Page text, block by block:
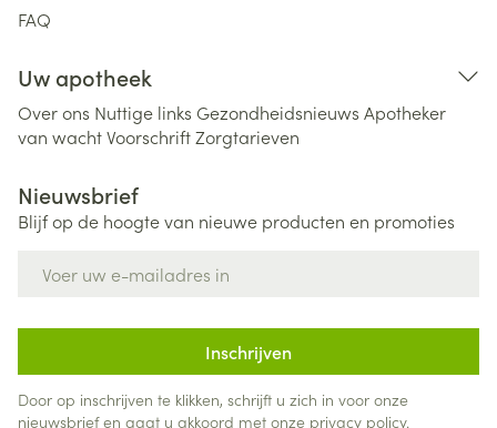
FAQ
Uw apotheek
Over ons Nuttige links Gezondheidsnieuws Apotheker
van wachtVoorschriftZorgtarieven
Nieuwsbrief
Blijf op de hoogte van nieuwe producten en promoties
Inschrijven
Door op inschrijven te klikken, schrijft u zich in voor onze
nieuwsbrief en gaat u akkoord met onze privacy policy.